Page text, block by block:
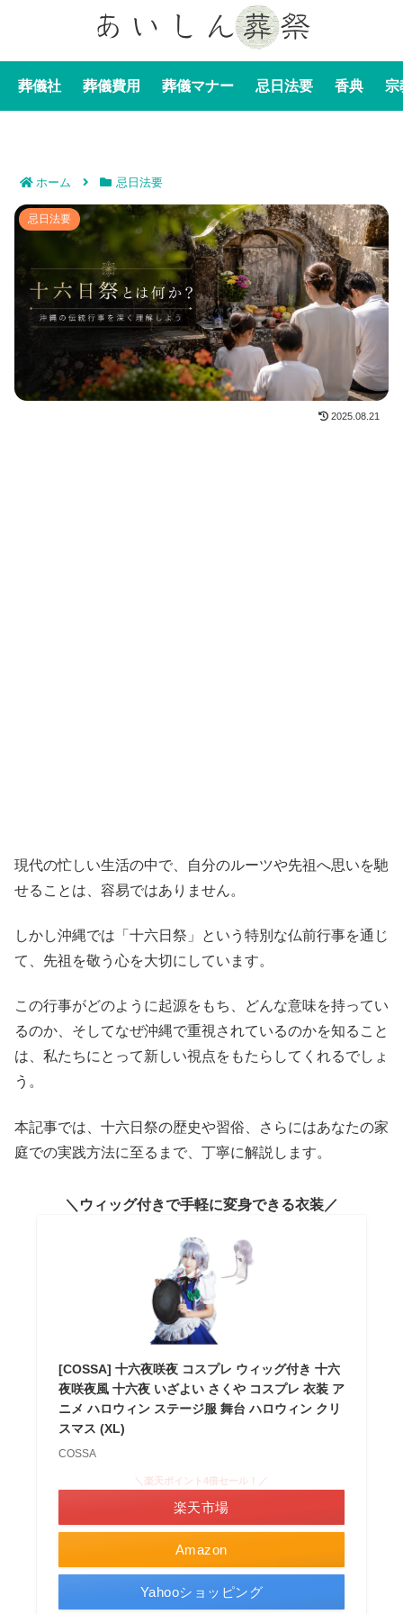
葬儀社 葬儀費用 葬儀マナー 忌日法要 香典 宗
ホーム 忌日法要
十六日祭とは何か？｜沖縄の伝統行事を深く理解しよう
忌日法要
2025.08.21
現代の忙しい生活の中で、自分のルーツや先祖へ思いを馳
せることは、容易ではありません。
しかし沖縄では「十六日祭」という特別な仏前行事を通じ
て、先祖を敬う心を大切にしています。
この行事がどのように起源をもち、どんな意味を持ってい
るのか、そしてなぜ沖縄で重視されているのかを知ること
は、私たちにとって新しい視点をもたらしてくれるでしょ
う。
本記事では、十六日祭の歴史や習俗、さらにはあなたの家
庭での実践方法に至るまで、丁寧に解説します。
ウィッグ付きで手軽に変身できる衣装
[COSSA] 十六夜咲夜 コスプレ ウィッグ付き 十六
夜咲夜風 十六夜 いざよい さくや コスプレ 衣装 ア
ニメ ハロウィン ステージ服 舞台 ハロウィン クリ
スマス (XL)
COSSA
Amazon
＼楽天ポイント4倍セール！／
楽天市場
Yahooショッピング